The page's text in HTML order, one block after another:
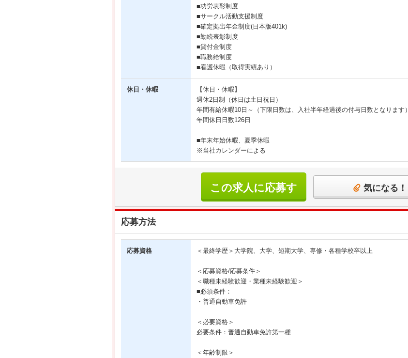
■功労表彰制度
■サークル活動支援制度
■確定拠出年金制度(日本版401k)
■勤続表彰制度
■貸付金制度
■職務給制度
■看護休暇（取得実績あり）
休日・休暇
【休日・休暇】
週休2日制（休日は土日祝日）
年間有給休暇10日～（下限日数は、入社半年経過後の付与日数となります）
年間休日日数126日
■年末年始休暇、夏季休暇
※当社カレンダーによる
この求人に応募す
る
気になる！
応募方法
応募資格 ＜最終学歴＞大学院、大学、短期大学、専修・各種学校卒以上
＜応募資格/応募条件＞
＜職種未経験歓迎・業種未経験歓迎＞
■必須条件：
・普通自動車免許
＜必要資格＞
必要条件：普通自動車免許第一種
＜年齢制限＞